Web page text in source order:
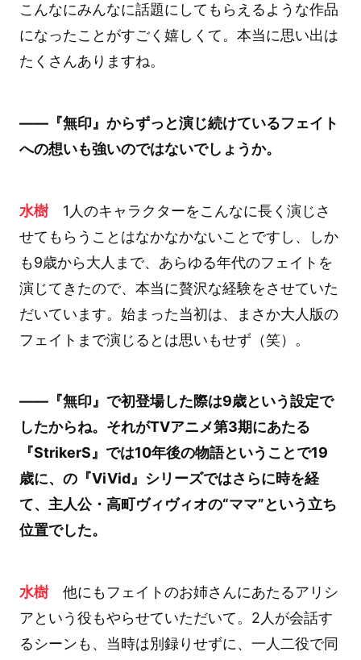
こんなにみんなに話題にしてもらえるような作品
になったことがすごく嬉しくて。本当に思い出は
たくさんありますね。
――『無印』からずっと演じ続けているフェイト
への想いも強いのではないでしょうか。
水樹1人のキャラクターをこんなに長く演じさ
せてもらうことはなかなかないことですし、しか
も9歳から大人まで、あらゆる年代のフェイトを
演じてきたので、本当に贅沢な経験をさせていた
だいています。始まった当初は、まさか大人版の
フェイトまで演じるとは思いもせず（笑）。
――『無印』で初登場した際は9歳という設定で
したからね。それがTVアニメ第3期にあたる
『StrikerS』では10年後の物語ということで19
歳に、の『ViVid』シリーズではさらに時を経
て、主人公・高町ヴィヴィオの“ママ”という立ち
位置でした。
水樹他にもフェイトのお姉さんにあたるアリシ
アという役もやらせていただいて。2人が会話す
るシーンも、当時は別録りせずに、一人二役で同